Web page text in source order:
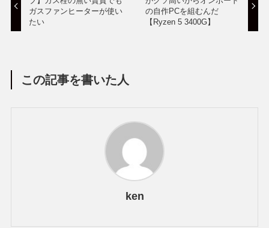
ガスファンヒーターが使い
たい
の自作PCを組むんだ
【Ryzen 5 3400G】
この記事を書いた人
ken